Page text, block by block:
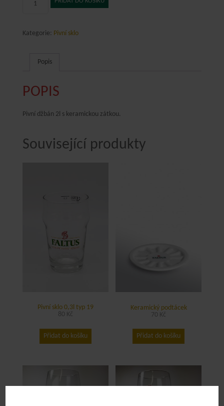
množství
Kategorie: Pivní sklo
Popis
POPIS
Pivní džbán 2l s keramickou zátkou.
Související produkty
Pivní sklo 0,3l typ 19
80 Kč
Přidat do košíku
Keramický podtácek
70 Kč
Přidat do košíku